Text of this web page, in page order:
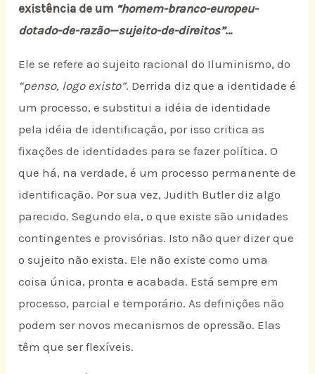
existência de um “homem-branco-europeu-
dotado-de-razão—sujeito-de-direitos”…
Ele se refere ao sujeito racional do Iluminismo, do
“penso, logo existo”. Derrida diz que a identidade é
um processo, e substitui a idéia de identidade
pela idéia de identificação, por isso critica as
fixações de identidades para se fazer política. O
que há, na verdade, é um processo permanente de
identificação. Por sua vez, Judith Butler diz algo
parecido. Segundo ela, o que existe são unidades
contingentes e provisórias. Isto não quer dizer que
o sujeito não exista. Ele não existe como uma
coisa única, pronta e acabada. Está sempre em
processo, parcial e temporário. As definições não
podem ser novos mecanismos de opressão. Elas
têm que ser flexíveis.